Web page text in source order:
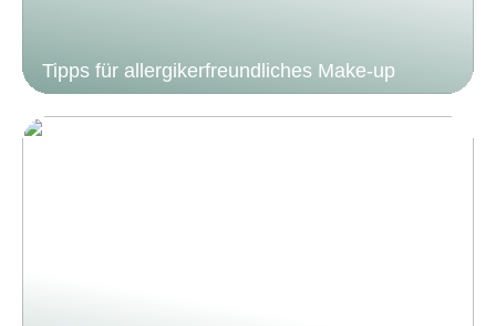
Tipps für allergikerfreundliches Make-up